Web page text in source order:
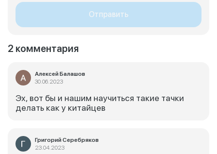
Отправить
2 комментария
Алексей Балашов
30.06.2023
Эх, вот бы и нашим научиться такие тачки
делать как у китайцев
Григорий Серебряков
23.04.2023